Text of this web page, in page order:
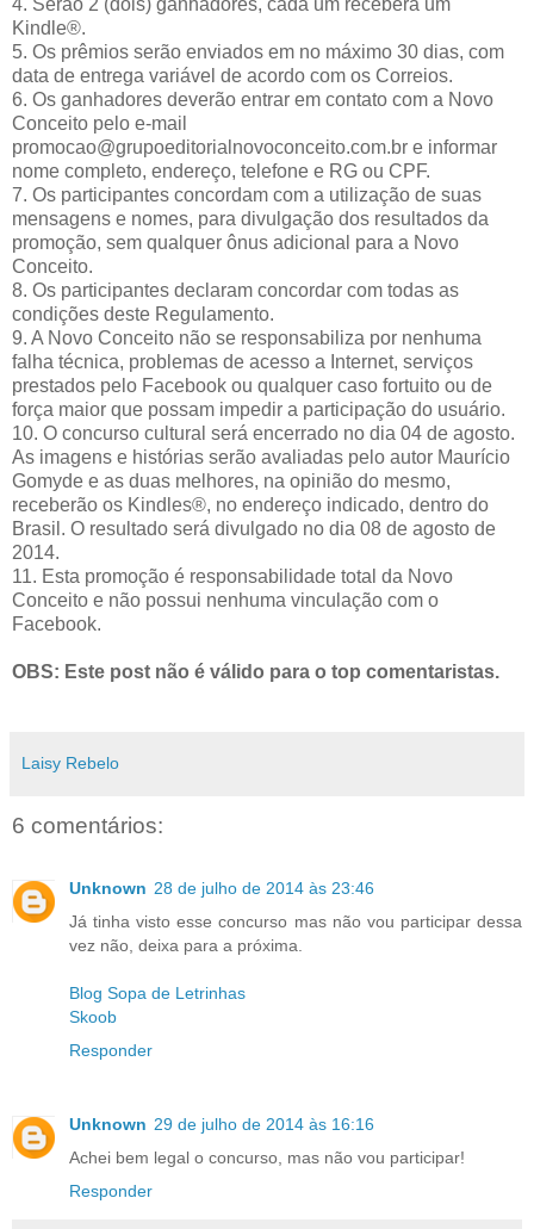
4. Serão 2 (dois) ganhadores, cada um receberá um
Kindle®.
5. Os prêmios serão enviados em no máximo 30 dias, com
data de entrega variável de acordo com os Correios.
6. Os ganhadores deverão entrar em contato com a Novo
Conceito pelo e-mail
promocao@grupoeditorialnovoconceito.com.br e informar
nome completo, endereço, telefone e RG ou CPF.
7. Os participantes concordam com a utilização de suas
mensagens e nomes, para divulgação dos resultados da
promoção, sem qualquer ônus adicional para a Novo
Conceito.
8. Os participantes declaram concordar com todas as
condições deste Regulamento.
9. A Novo Conceito não se responsabiliza por nenhuma
falha técnica, problemas de acesso a Internet, serviços
prestados pelo Facebook ou qualquer caso fortuito ou de
força maior que possam impedir a participação do usuário.
10. O concurso cultural será encerrado no dia 04 de agosto.
As imagens e histórias serão avaliadas pelo autor Maurício
Gomyde e as duas melhores, na opinião do mesmo,
receberão os Kindles®, no endereço indicado, dentro do
Brasil. O resultado será divulgado no dia 08 de agosto de
2014.
11. Esta promoção é responsabilidade total da Novo
Conceito e não possui nenhuma vinculação com o
Facebook.
OBS: Este post não é válido para o top comentaristas.
Laisy Rebelo
6 comentários:
Unknown 28 de julho de 2014 às 23:46
Já tinha visto esse concurso mas não vou participar dessa
vez não, deixa para a próxima.
Blog Sopa de Letrinhas
Skoob
Responder
Unknown 29 de julho de 2014 às 16:16
Achei bem legal o concurso, mas não vou participar!
Responder